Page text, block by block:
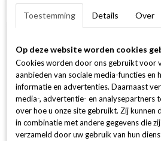
Toestemming Details Over
Op deze website worden cookies
Cookies worden door ons gebruikt voor
aanbieden van sociale media-functies en
informatie en advertenties. Daarnaast
media-, advertentie- en analysepartners
over hoe u onze site gebruikt. Zij kunnen
in combinatie met andere gegevens die
verzameld door uw gebruik van hun